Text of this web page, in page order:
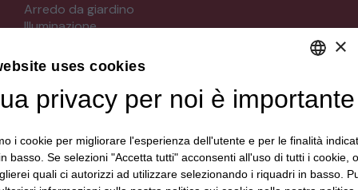
Arredo da giardino
Illuminazione
Mobili
Oggettistica
Orologeria
Quadri stampe
Strumenti musicali e accessori
Tappeti e tessuti
Veicoli d'epoca
DEFAULT LANGUAGE
ITALIAN
×
uses cookies
privacy per noi è importante
i cookie per migliorare l'esperienza dell'utente e per le finalità
basso. Se selezioni "Accetta tutti" acconsenti all'uso di tutti i cookie,
quali ci autorizzi ad utilizzare selezionando i riquadri in basso.